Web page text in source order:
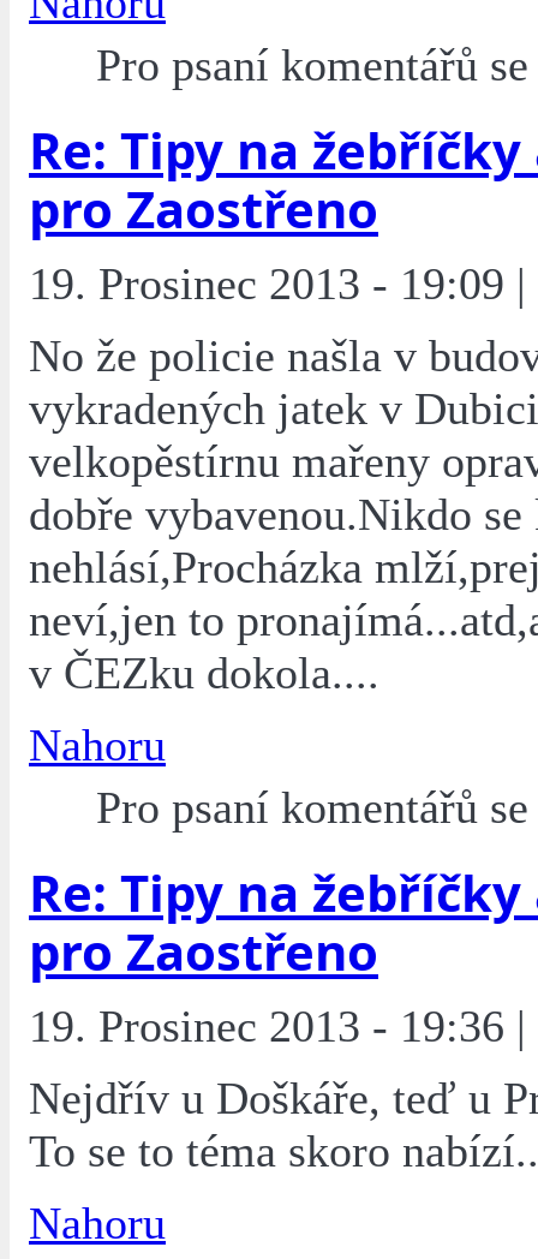
Pro psaní komentářů
Re: Tipy na
pro Zaostřeno
19. Prosinec 2013 - 19:09
No že policie našla v
vykradených jatek v Dubici
velkopěstírnu mařeny
dobře vybavenou.Nikdo
nehlásí,Procházka
neví,jen to
v ČEZku dokola....
Nahoru
Pro psaní komentářů
Re: Tipy na
pro Zaostřeno
19. Prosinec 2013 - 19:36 |
Nejdřív u Doškáře, teď u
To se to téma skoro
Nahoru